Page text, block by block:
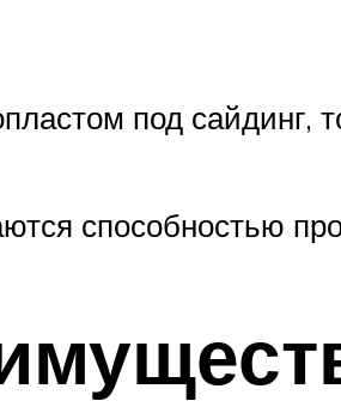
под
способностью